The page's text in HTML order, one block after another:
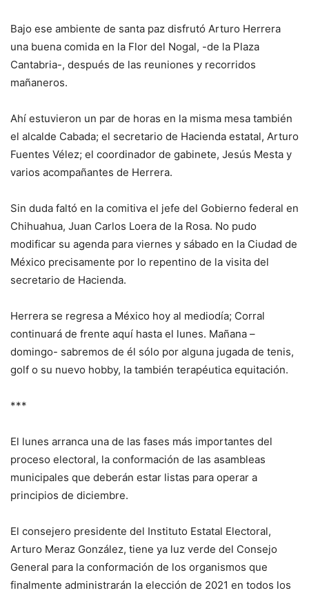
Bajo ese ambiente de santa paz disfrutó Arturo Herrera
una buena comida en la Flor del Nogal, -de la Plaza
Cantabria-, después de las reuniones y recorridos
mañaneros.
Ahí estuvieron un par de horas en la misma mesa también
el alcalde Cabada; el secretario de Hacienda estatal, Arturo
Fuentes Vélez; el coordinador de gabinete, Jesús Mesta y
varios acompañantes de Herrera.
Sin duda faltó en la comitiva el jefe del Gobierno federal en
Chihuahua, Juan Carlos Loera de la Rosa. No pudo
modificar su agenda para viernes y sábado en la Ciudad de
México precisamente por lo repentino de la visita del
secretario de Hacienda.
Herrera se regresa a México hoy al mediodía; Corral
continuará de frente aquí hasta el lunes. Mañana –
domingo- sabremos de él sólo por alguna jugada de tenis,
golf o su nuevo hobby, la también terapéutica equitación.
***
El lunes arranca una de las fases más importantes del
proceso electoral, la conformación de las asambleas
municipales que deberán estar listas para operar a
principios de diciembre.
El consejero presidente del Instituto Estatal Electoral,
Arturo Meraz González, tiene ya luz verde del Consejo
General para la conformación de los organismos que
finalmente administrarán la elección de 2021 en todos los